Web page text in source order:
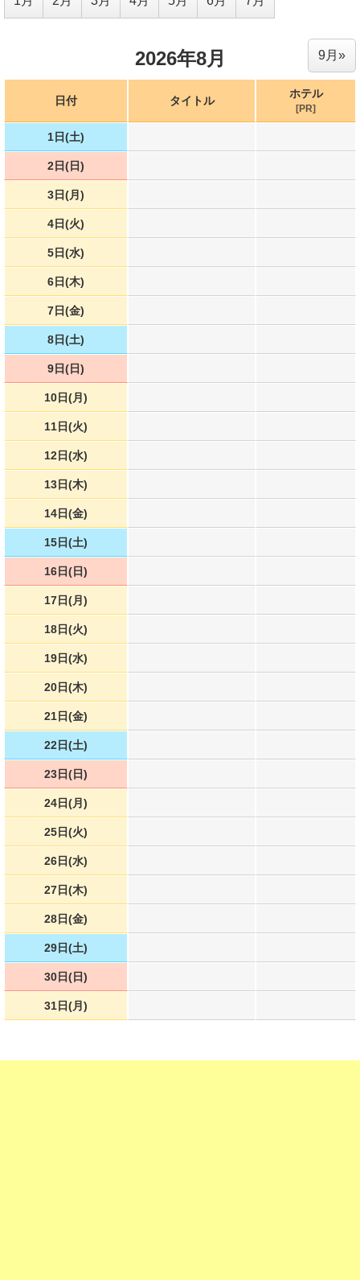
2026年8月 9月»
日付 タイトル
ホテル
[PR]
1日(土)
2日(日)
3日(月)
4日(火)
5日(水)
6日(木)
7日(金)
8日(土)
9日(日)
10日(月)
11日(火)
12日(水)
13日(木)
14日(金)
15日(土)
16日(日)
17日(月)
18日(火)
19日(水)
20日(木)
21日(金)
22日(土)
23日(日)
24日(月)
25日(火)
26日(水)
27日(木)
28日(金)
29日(土)
30日(日)
31日(月)